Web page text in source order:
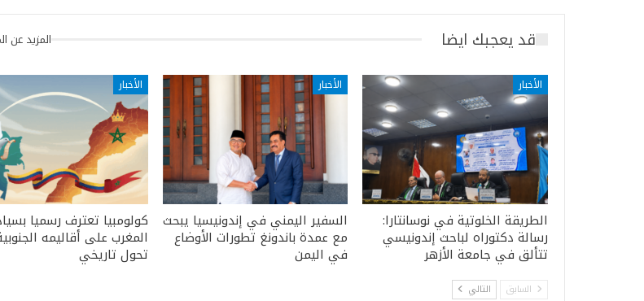
قد يعجبك ايضا المزيد عن
الأخبار
الطريقة الخلوتية في نوسانتارا:
رسالة دكتوراه لباحث إندونيسي
تتألق في جامعة الأزهر
الأخبار
السفير اليمني في إندونيسيا يبحث
مع عمدة باندونغ تطورات الأوضاع
في اليمن
الأخبار
كولومبيا تعترف رسميا
المغرب على أقاليمه
تحول تاريخي
السابق التالي